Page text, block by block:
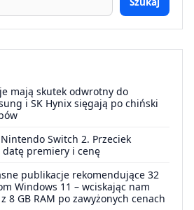
mają skutek odwrotny do
i SK Hynix sięgają po chiński
Switch 2. Przeciek
premiery i cenę
publikacje rekomendujące 32
Windows 11 – wciskając nam
8 GB RAM po zawyżonych cenach